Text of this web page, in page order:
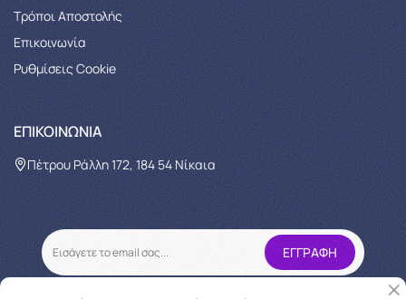
Τρόποι Αποστολής
Επικοινωνία
Ρυθμίσεις Cookie
ΕΠΙΚΟΙΝΩΝΊΑ
Πέτρου Ράλλη 172, 184 54 Νίκαια